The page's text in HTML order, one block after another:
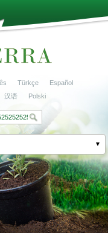
Türkçe
Español
汉语 Polski